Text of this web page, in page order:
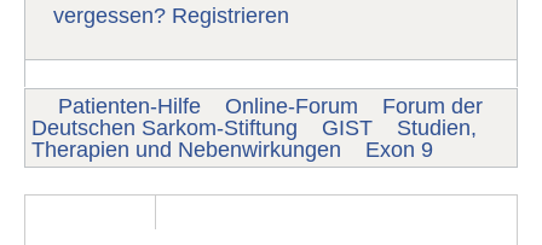
vergessen? Registrieren
Patienten-Hilfe Online-Forum
Forum der
Deutschen Sarkom-Stiftung
GIST
Studien,
Therapien und Nebenwirkungen
Exon 9